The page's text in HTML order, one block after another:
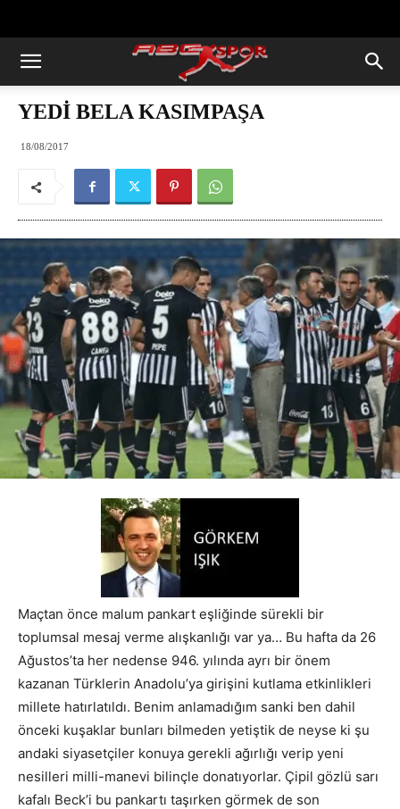
YEDİ BELA KASIMPAŞA
18/08/2017
Maçtan önce malum pankart eşliğinde sürekli bir
toplumsal mesaj verme alışkanlığı var ya… Bu hafta da 26
Ağustos’ta her nedense 946. yılında ayrı bir önem
kazanan Türklerin Anadolu’ya girişini kutlama etkinlikleri
millete hatırlatıldı. Benim anlamadığım sanki ben dahil
önceki kuşaklar bunları bilmeden yetiştik de neyse ki şu
andaki siyasetçiler konuya gerekli ağırlığı verip yeni
nesilleri milli-manevi bilinçle donatıyorlar. Çipil gözlü sarı
kafalı Beck’i bu pankartı taşırken görmek de son